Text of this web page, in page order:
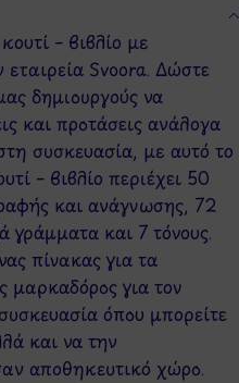
– βιβλίο με
Svoora. Δώστε
δημιουργούς να
και προτάσεις ανάλογα
συσκευασία, με αυτό το
– βιβλίο περιέχει 50
και ανάγνωσης, 72
γράμματα και 7 τόνους.
πίνακας για τα
μαρκαδόρος για τον
όπου μπορείτε
και να την
αποθηκευτικό χώρο.